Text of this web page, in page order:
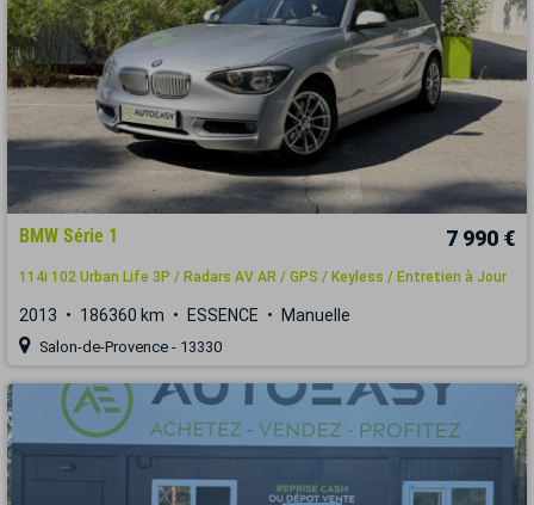
BMW Série 1 7 990 €
114i 102 Urban Life 3P / Radars AV AR / GPS / Keyless / Entretien à Jour
2013 186360 km ESSENCE Manuelle
Salon-de-Provence - 13330